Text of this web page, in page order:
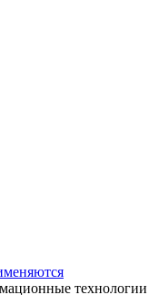
технологии